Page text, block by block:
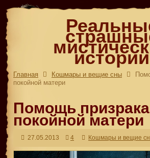
истории
Главная Кошмары и вещие сны
покойной матери
Помощь призрака
покойной матери
27.05.2013 4 Кошмары и вещие